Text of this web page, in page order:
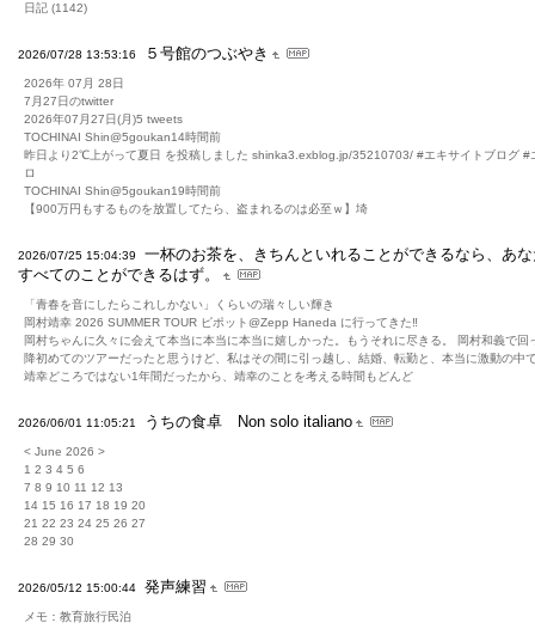
日記 (1142)
2026/07/28 13:53:16 ５号館のつぶやき
2026年 07月 28日
7月27日のtwitter
2026年07月27日(月)5 tweets
TOCHINAI Shin@5goukan14時間前
昨日より2℃上がって夏日 を投稿しました shinka3.exblog.jp/35210703/ #エキサイトブログ #
ロ
TOCHINAI Shin@5goukan19時間前
【900万円もするものを放置してたら、盗まれるのは必至ｗ】埼
2026/07/25 15:04:39
一杯のお茶を、きちんといれることができるなら、あ
すべてのことができるはず。
「青春を音にしたらこれしかない」くらいの瑞々しい輝き
岡村靖幸 2026 SUMMER TOUR ピポット@Zepp Haneda に行ってきた‼️
岡村ちゃんに久々に会えて本当に本当に本当に嬉しかった。もうそれに尽きる。 岡村和義で回
降初めてのツアーだったと思うけど、私はその間に引っ越し、結婚、転勤と、本当に激動の中
靖幸どころではない1年間だったから、靖幸のことを考える時間もどんど
2026/06/01 11:05:21 うちの食卓 Non solo italiano
< June 2026 >
1 2 3 4 5 6
7 8 9 10 11 12 13
14 15 16 17 18 19 20
21 22 23 24 25 26 27
28 29 30
2026/05/12 15:00:44 発声練習
メモ：教育旅行民泊